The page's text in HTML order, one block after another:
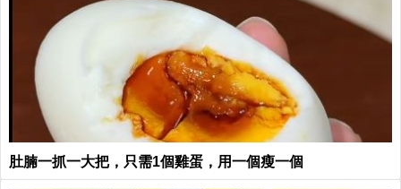
肚腩一抓一大把，只需1個雞蛋，用一個瘦一個